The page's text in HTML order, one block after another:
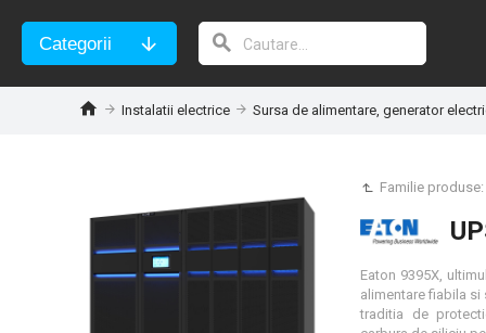
Categorii
Instalatii electrice Sursa de alimentare, generator
Familie produse:
Eaton 9395X,
alimentare fiabila si
traditia de